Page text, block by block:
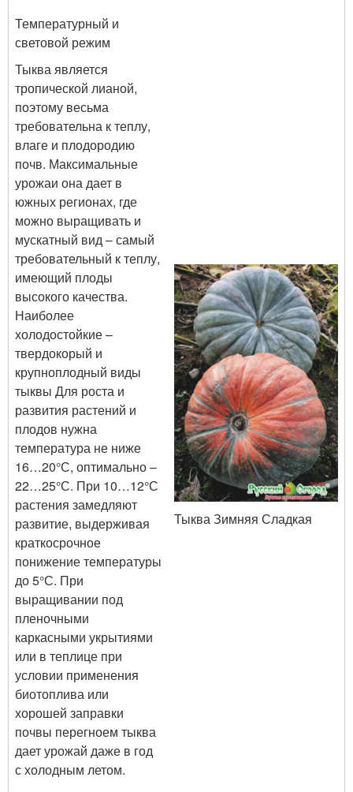
Температурный и
световой режим
Тыква является
тропической лианой,
поэтому весьма
требовательна к теплу,
влаге и плодородию
почв. Максимальные
урожаи она дает в
южных регионах, где
можно выращивать и
мускатный вид – самый
требовательный к теплу,
имеющий плоды
высокого качества.
Наиболее
холодостойкие –
твердокорый и
крупноплодный виды
тыквы Для роста и
развития растений и
плодов нужна
температура не ниже
16…20°С, оптимально –
22…25°С. При 10…12°С
растения замедляют
развитие, выдерживая
краткосрочное
понижение температуры
до 5°С. При
выращивании под
пленочными
каркасными укрытиями
или в теплице при
условии применения
биотоплива или
хорошей заправки
почвы перегноем тыква
дает урожай даже в год
с холодным летом.
Тыква Зимняя Сладкая